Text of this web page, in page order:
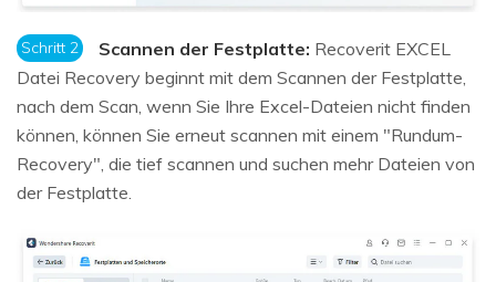
Schritt 2 Scannen der Festplatte: Recoverit EXCEL
Datei Recovery beginnt mit dem Scannen der Festplatte,
nach dem Scan, wenn Sie Ihre Excel-Dateien nicht finden
können, können Sie erneut scannen mit einem "Rundum-
Recovery", die tief scannen und suchen mehr Dateien von
der Festplatte.